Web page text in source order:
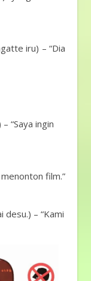
iru) – “Dia
“Saya ingin
film.”
desu.) – “Kami